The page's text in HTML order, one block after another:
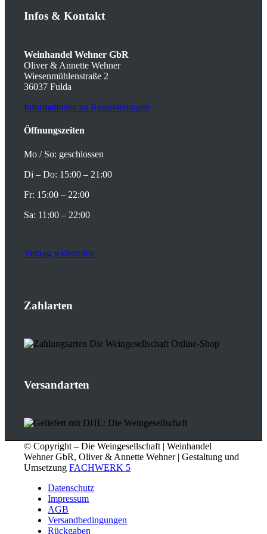
Infos & Kontakt
Weinhandel Wehner GbR
Oliver & Annette Wehner
Wiesenmühlenstraße 2
36037 Fulda
Informationen zu Reservierungen
Öffnungszeiten
Mo / So: geschlossen
Di – Do: 15:00 – 21:00
Fr: 15:00 – 22:00
Sa: 11:00 – 22:00
Vertrag widerrufen
Zahlarten
Versandarten
© Copyright – Die Weingesellschaft | Weinhandel
Wehner GbR, Oliver & Annette Wehner | Gestaltung und
UmsetzungFACHWERK 5
Datenschutz
Impressum
AGB
Versandbedingungen
Rückgaben